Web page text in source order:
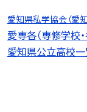
愛知県私学協会（愛
愛専各（専修学校
愛知県公立高校